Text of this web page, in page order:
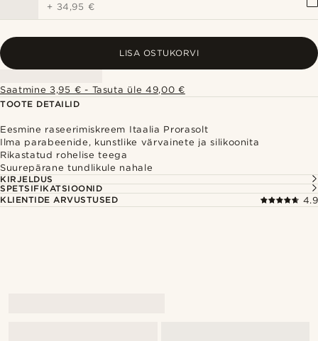
+ 34,95 €
LISA OSTUKORVI
Saatmine 3,95 € - Tasuta üle 49,00 €
TOOTE DETAILID
Eesmine raseerimiskreem Itaalia Prorasolt
Ilma parabeenide, kunstlike värvainete ja silikoonita
Rikastatud rohelise teega
Suurepärane tundlikule nahale
KIRJELDUS
SPETSIFIKATSIOONID
KLIENTIDE ARVUSTUSED
4.9